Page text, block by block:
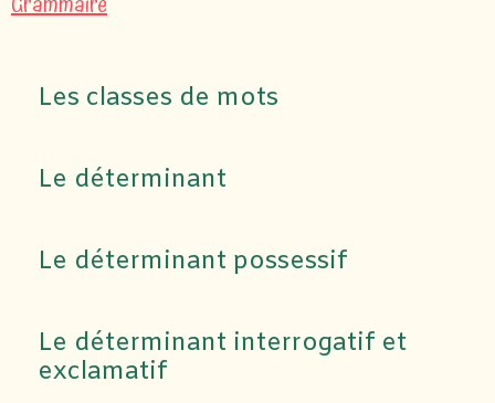
Les classes de mots
Le déterminant
Le déterminant possessif
Le déterminant interrogatif et
exclamatif